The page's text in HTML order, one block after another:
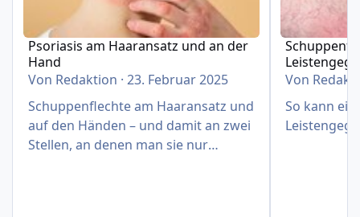
Psoriasis am Haaransatz und an der
Hand
Von Redaktion ·23. Februar 2025
Schuppenflechte am Haaransatz und
auf den Händen – und damit an zwei
Stellen, an denen man sie nur
Von
So kann